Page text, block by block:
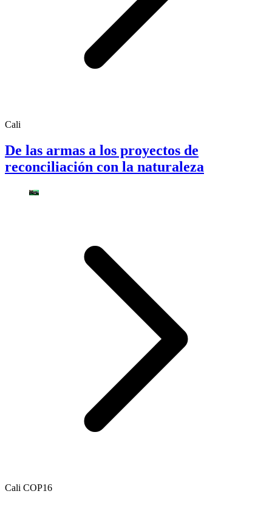
Cali
De las armas a los proyectos de
reconciliación con la naturaleza
Cali COP16